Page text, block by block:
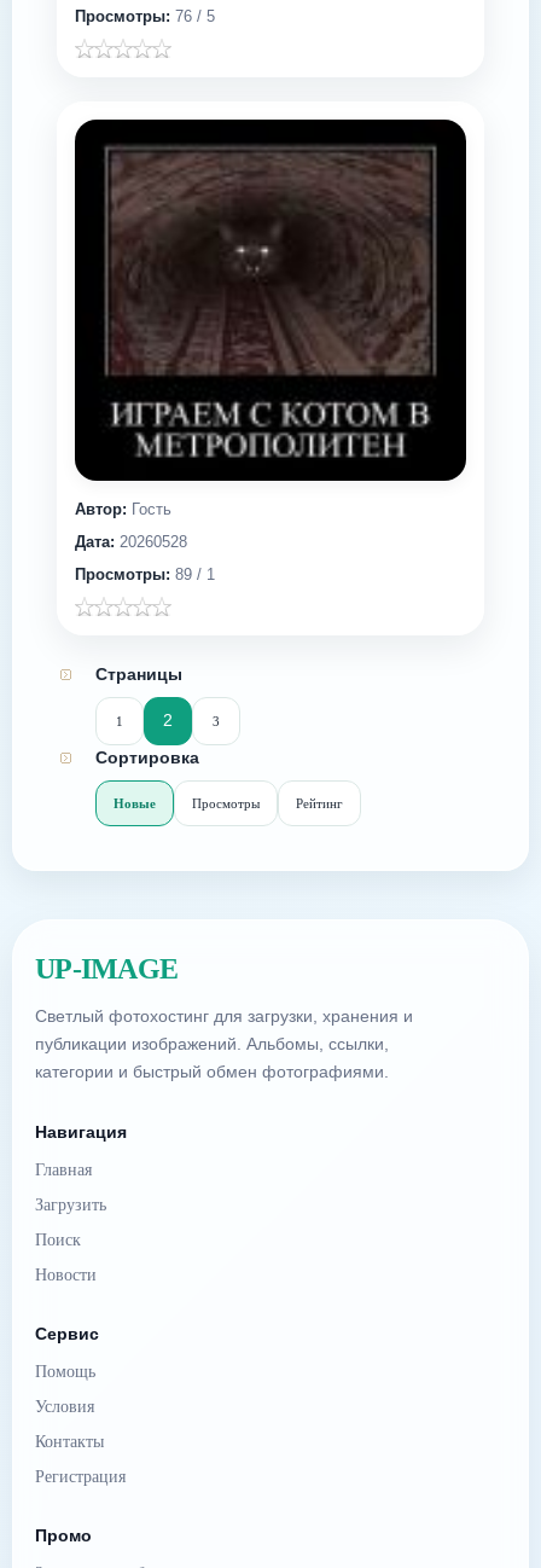
Просмотры: 76 / 5
Автор: Гость
Дата: 20260528
Просмотры: 89 / 1
Страницы
1 2 3
Сортировка
Новые Просмотры Рейтинг
UP-IMAGE
Светлый фотохостинг для загрузки, хранения и
публикации изображений. Альбомы, ссылки,
категории и быстрый обмен фотографиями.
Навигация
Главная
Загрузить
Поиск
Новости
Сервис
Помощь
Условия
Контакты
Регистрация
Промо